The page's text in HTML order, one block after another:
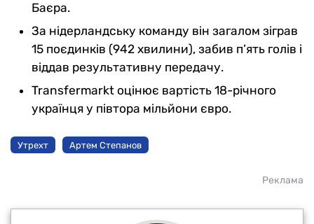
Баєра.
За нідерландську команду він загалом зіграв
15 поєдинків (942 хвилини), забив п’ять голів і
віддав результативну передачу.
Transfermarkt оцінює вартість 18-річного
українця у півтора мільйони євро.
Утрехт Артем Степанов
Реклама